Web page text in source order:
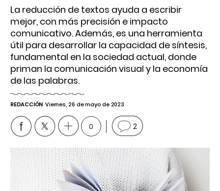
La reducción de textos ayuda a escribir
mejor, con más precisión e impacto
comunicativo. Además, es una herramienta
útil para desarrollar la capacidad de síntesis,
fundamental en la sociedad actual, donde
priman la comunicación visual y la economía
de las palabras.
REDACCIÓN Viernes, 26 de mayo de 2023
0 2